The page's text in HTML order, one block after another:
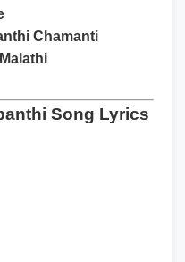
Chamanti
Song Lyrics